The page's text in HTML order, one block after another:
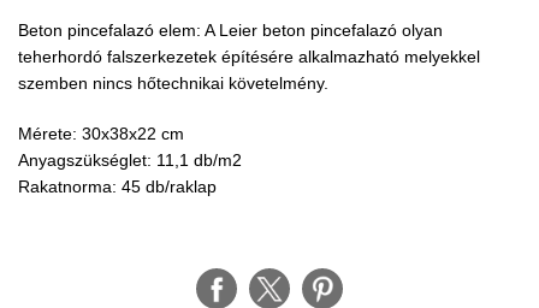
Beton pincefalazó elem: A Leier beton pincefalazó olyan
teherhordó falszerkezetek építésére alkalmazható melyekkel
szemben nincs hőtechnikai követelmény.
Mérete: 30x38x22 cm
Anyagszükséglet: 11,1 db/m2
Rakatnorma: 45 db/raklap